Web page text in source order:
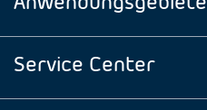
Service Center